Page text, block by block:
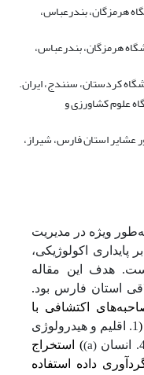
هرمزگان، بندرعباس،
هرمزگان، بندرعباس،
کردستان، سنندج، ایران.
علوم کشاورزی و
عشایر استان فارس، شیراز،
وﻳﮋه در ﻣﺪﻳﺮﻳﺖ
ﭘﺎﻳﺪاری اﻛﻮﻟﻮژیکی،
هدف این مقاله
استان فارس بود.
اکتشافی با
1. اقلیم و هیدرولوژی
(
a
)) استخراج
داده استفاده